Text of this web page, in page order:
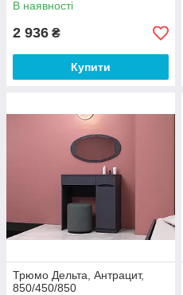
В наявності
2 936 ₴
Купити
Трюмо Дельта, Антрацит,
850/450/850